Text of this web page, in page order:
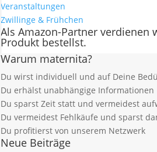
Veranstaltungen
Zwillinge & Frühchen
Als Amazon-Partner
Produkt bestellst.
Warum maternita?
Du wirst individuell und auf Deine
Du erhälst unabhängige Informationen
Du sparst Zeit statt und vermeidest
Du vermeidest Fehlkäufe und sparst
Du profitierst von unserem Netzwerk
Neue Beiträge